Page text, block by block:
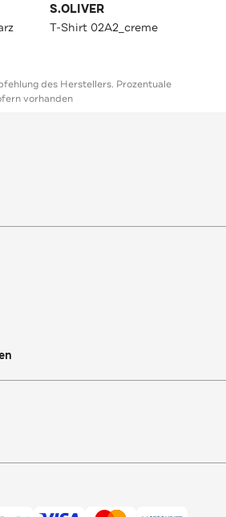
S.OLIVER
T-Shirt 02A2_creme
des Herstellers. Prozentuale
vorhanden